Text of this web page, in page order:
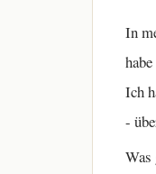
In
Ich
-
Was